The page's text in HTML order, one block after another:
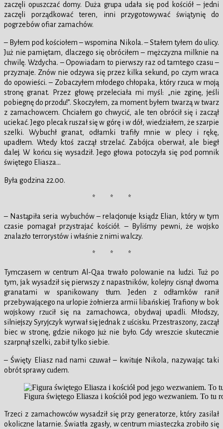
zaczęli opuszczać domy. Duża grupa udała się pod kościół – jedni
zaczęli porządkować teren, inni przygotowywać świątynię do
pogrzebów ofiar zamachów.
– Byłem pod kościołem – wspomina Nikola. – Stałem tyłem do ulicy.
Już nie pamiętam, dlaczego się obróciłem – mężczyzna milknie na
chwilę. Wzdycha. – Opowiadam to pierwszy raz od tamtego czasu –
przyznaje. Znów nie odzywa się przez kilka sekund, po czym wraca
do opowieści. – Zobaczyłem młodego chłopaka, który rzuca w moją
stronę granat. Przez głowę przeleciała mi myśl: „nie zginę, jeśli
pobiegnę do przodu!”. Skoczyłem, za moment byłem twarzą w twarz
z zamachowcem. Chciałem go chwycić, ale ten obrócił się i zaczął
uciekać. Jego plecak ruszał się w górę i w dół, wiedziałem, że szarpie
szelki. Wybuchł granat, odłamki trafiły mnie w plecy i rękę,
upadłem. Wtedy ktoś zaczął strzelać. Zabójca oberwał, ale biegł
dalej. W końcu się wysadził. Jego głowa potoczyła się pod pomnik
świętego Eliasza…
Była godzina 22.00.
* * *
– Nastąpiła seria wybuchów – relacjonuje ksiądz Elian, który w tym
czasie pomagał przystrajać kościół. – Byliśmy pewni, że wojsko
znalazło terrorystów i właśnie z nimi walczy.
* * *
Tymczasem w centrum Al-Qaa trwało polowanie na ludzi. Tuż po
tym, jak wysadził się pierwszy z napastników, kolejny cisnął dwoma
granatami w spanikowany tłum. Jeden z odłamków ranił
przebywającego na urlopie żołnierza armii libańskiej. Trafiony w bok
wojskowy rzucił się na zamachowca, obydwaj upadli. Młodszy,
silniejszy Syryjczyk wyrwał się jednak z uścisku. Przestraszony, zaczął
biec w stronę, gdzie nikogo już nie było. Gdy wreszcie skutecznie
szarpnął szelki, zabił tylko siebie.
– Święty Eliasz nad nami czuwał – kwituje Nikola, nazywając taki
obrót sprawy cudem.
Figura świętego Eliasza i kościół pod jego wezwaniem. To tu
Trzeci z zamachowców wysadził się przy generatorze, który zasilał
okoliczne latarnie. Światła zgasły, w centrum miasteczka zrobiło się